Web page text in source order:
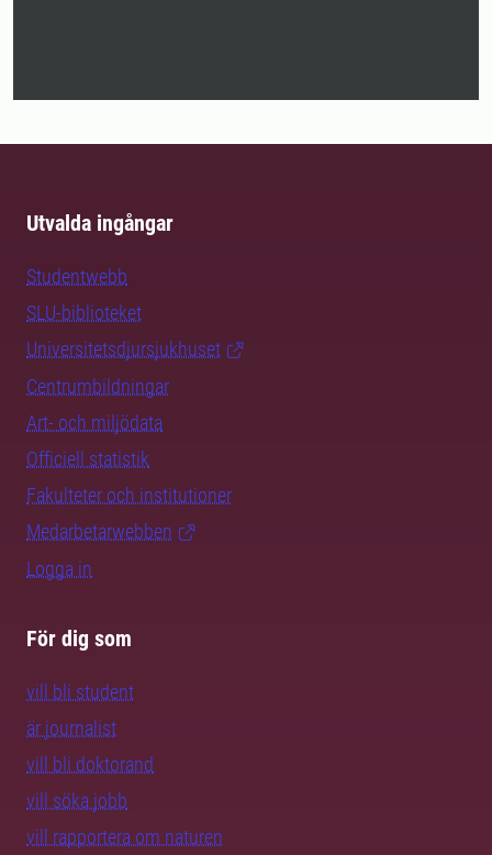
Utvalda ingångar
Studentwebb
SLU-biblioteket
Universitetsdjursjukhuset
Centrumbildningar
Art- och miljödata
Officiell statistik
Fakulteter och institutioner
Medarbetarwebben
Logga in
För dig som
vill bli student
är journalist
vill bli doktorand
vill söka jobb
vill rapportera om naturen